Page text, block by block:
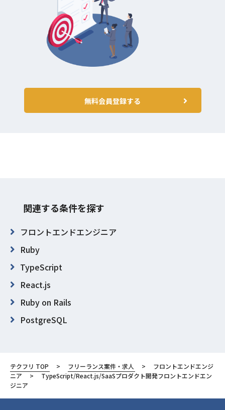
無料会員登録する
関連する条件を探す
フロントエンドエンジニア
Ruby
TypeScript
React.js
Ruby on Rails
PostgreSQL
Docker
Next.js
テクフリ TOP フリーランス案件・求人
フロントエンドエンジ
ニア
TypeScript/React.js/SaaSプロダクト開発フロントエンドエン
ジニア